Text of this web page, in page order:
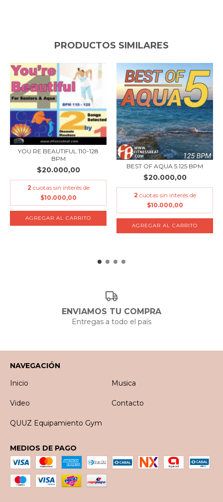
PRODUCTOS SIMILARES
YOU RE BEAUTIFUL 110-128
BPM
$20.000,00
2 cuotas sin interés de
$10.000,00
BEST OF AQUA 5 125 BPM
$20.000,00
2 cuotas sin interés de
$10.000,00
ENVIAMOS TU COMPRA
Entregas a todo el país
NAVEGACIÓN
Inicio
Musica
Video Contacto
QUUZ Equipamiento Gym
MEDIOS DE PAGO